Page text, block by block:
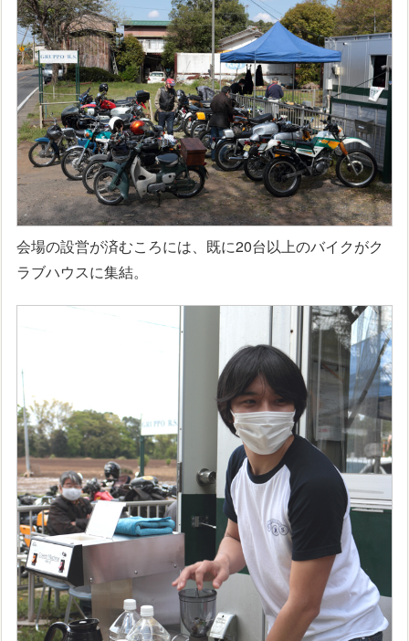
会場の設営が済むころには、既に20台以上のバイクがク
ラブハウスに集結。